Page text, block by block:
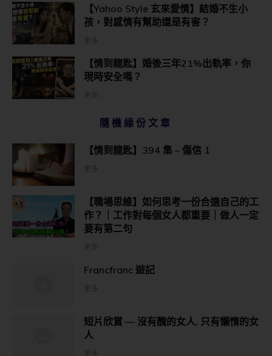
【Yahoo Style 玄來愛情】結婚不生小
孩，對感情有幫助還是有害？
【情到龍匙】婚後三年21%出軌率，你
現時安全嗎？
隨機緣份文章
【情到龍匙】394 集 – 傷信 1
【職場思維】如何思考一份合適自己的工
作？｜工作對每個女人都重要｜做人一定
要有第二句
Francfranc 遊記
短片欣賞 — 沒有醜的女人, 只有懶惰的女
人